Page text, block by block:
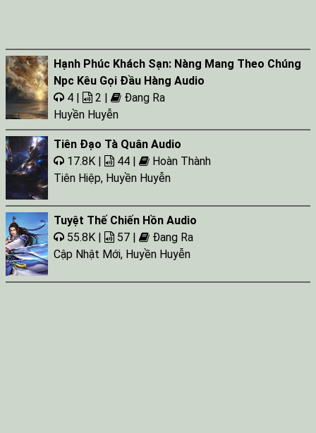
Hạnh Phúc Khách Sạn: Nàng Mang Theo Chúng
Npc Kêu Gọi Đầu Hàng Audio
4 |
2 |
Đang Ra
Huyền Huyễn
Tiên Đạo Tà Quân Audio
17.8K |
44 |
Hoàn Thành
Tiên Hiệp, Huyền Huyễn
Tuyệt Thế Chiến Hồn Audio
55.8K |
57 |
Đang Ra
Cập Nhật Mới, Huyền Huyễn